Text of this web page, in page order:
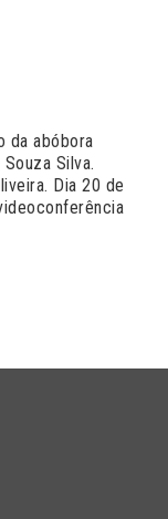
da abóbora
Silva.
Dia 20 de